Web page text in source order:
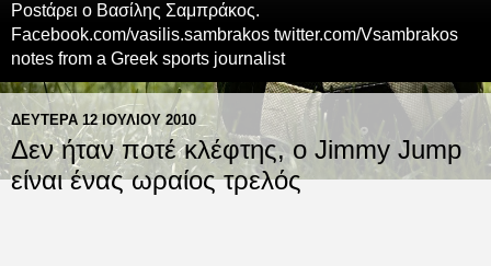
Postάρει ο Βασίλης Σαμπράκος.
Facebook.com/vasilis.sambrakos twitter.com/Vsambrakos
notes from a Greek sports journalist
ΔΕΥΤΈΡΑ 12 ΙΟΥΛΊΟΥ 2010
Δεν ήταν ποτέ κλέφτης, ο Jimmy Jump
είναι ένας ωραίος τρελός